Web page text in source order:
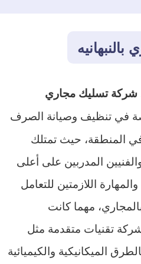
شركة تسليك مجاري
في تنظيف وصيانة الصرف
المنطقة، حيث تمتلك
المدربين على أعلى
اللازمتين للتعامل
مهما كانت
تقنيات متقدمة مثل
الميكانيكية والكيميائية